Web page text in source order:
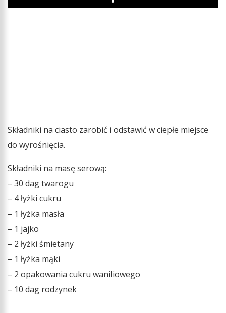
Play
Składniki na ciasto zarobić i odstawić w ciepłe miejsce
do wyrośnięcia.
Składniki na masę serową:
– 30 dag twarogu
– 4 łyżki cukru
– 1 łyżka masła
– 1 jajko
– 2 łyżki śmietany
– 1 łyżka mąki
– 2 opakowania cukru waniliowego
– 10 dag rodzynek